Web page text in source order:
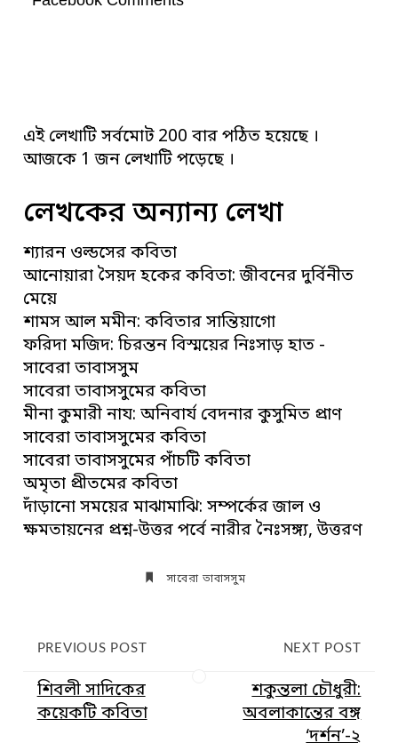
এই লেখাটি সর্বমোট 200 বার পঠিত হয়েছে ।
আজকে 1 জন লেখাটি পড়েছে ।
লেখকের অন্যান্য লেখা
শ্যারন ওল্ডসের কবিতা
আনোয়ারা সৈয়দ হকের কবিতা: জীবনের দুর্বিনীত
মেয়ে
শামস আল মমীন: কবিতার সান্তিয়াগো
ফরিদা মজিদ: চিরন্তন বিস্ময়ের নিঃসাড় হাত -
সাবেরা তাবাসসুম
সাবেরা তাবাসসুমের কবিতা
মীনা কুমারী নায: অনিবার্য বেদনার কুসুমিত প্রাণ
সাবেরা তাবাসসুমের কবিতা
সাবেরা তাবাসসুমের পাঁচটি কবিতা
অমৃতা প্রীতমের কবিতা
দাঁড়ানো সময়ের মাঝামাঝি: সম্পর্কের জাল ও
ক্ষমতায়নের প্রশ্ন-উত্তর পর্বে নারীর নৈঃসঙ্গ্য, উত্তরণ
সাবেরা তাবাসসুম
PREVIOUS POST
শিবলী সাদিকের
কয়েকটি কবিতা
NEXT POST
শকুন্তলা চৌধুরী:
অবলাকান্তের বঙ্গ
‘দর্শন’-২